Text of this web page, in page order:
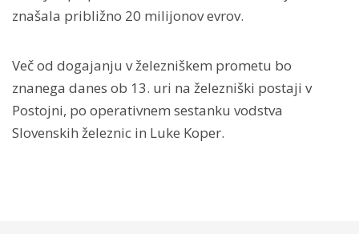
znašala približno 20 milijonov evrov.
Več od dogajanju v železniškem prometu bo
znanega danes ob 13. uri na železniški postaji v
Postojni, po operativnem sestanku vodstva
Slovenskih železnic in Luke Koper.